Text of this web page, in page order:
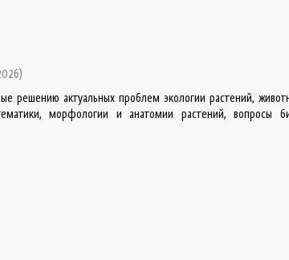
)
решению актуальных проблем экологии растений,
морфологии и анатомии растений, вопросы